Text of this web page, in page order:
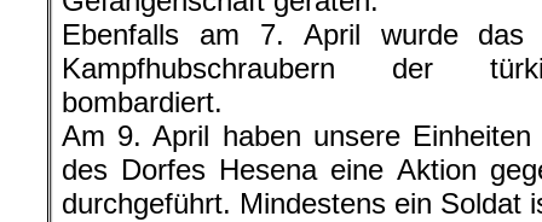
Ebenfalls am 7. April wurde das
Kampfhubschraubern der
bombardiert.
Am 9. April haben unsere
des Dorfes Hesena eine Aktion
durchgeführt. Mindestens ein Soldat